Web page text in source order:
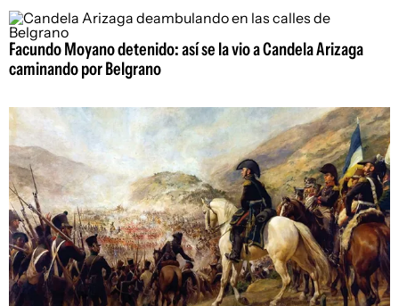
Facundo Moyano detenido: así se la vio a Candela Arizaga
caminando por Belgrano